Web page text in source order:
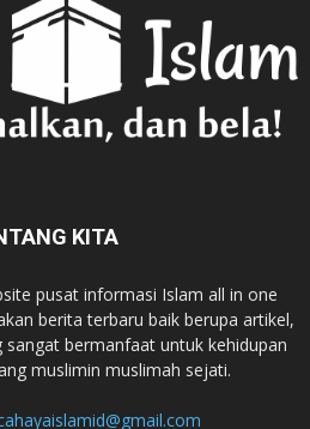
KITA
pusat informasi Islam all in one
berita terbaru baik berupa artikel,
bermanfaat untuk kehidupan
muslimin muslimah sejati.